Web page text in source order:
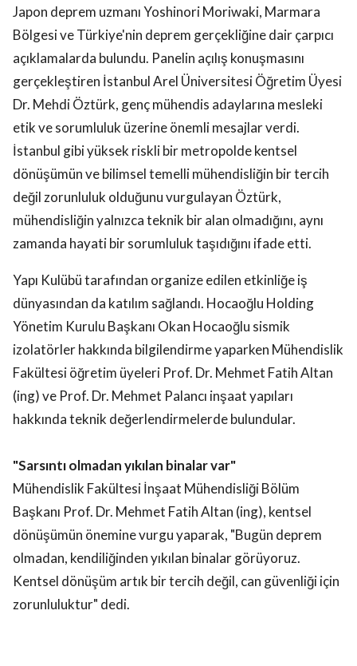
Japon deprem uzmanı Yoshinori Moriwaki, Marmara
Bölgesi ve Türkiye'nin deprem gerçekliğine dair çarpıcı
açıklamalarda bulundu. Panelin açılış konuşmasını
gerçekleştiren İstanbul Arel Üniversitesi Öğretim Üyesi
Dr. Mehdi Öztürk, genç mühendis adaylarına mesleki
etik ve sorumluluk üzerine önemli mesajlar verdi.
İstanbul gibi yüksek riskli bir metropolde kentsel
dönüşümün ve bilimsel temelli mühendisliğin bir tercih
değil zorunluluk olduğunu vurgulayan Öztürk,
mühendisliğin yalnızca teknik bir alan olmadığını, aynı
zamanda hayati bir sorumluluk taşıdığını ifade etti.
Yapı Kulübü tarafından organize edilen etkinliğe iş
dünyasından da katılım sağlandı. Hocaoğlu Holding
Yönetim Kurulu Başkanı Okan Hocaoğlu sismik
izolatörler hakkında bilgilendirme yaparken Mühendislik
Fakültesi öğretim üyeleri Prof. Dr. Mehmet Fatih Altan
(ing) ve Prof. Dr. Mehmet Palancı inşaat yapıları
hakkında teknik değerlendirmelerde bulundular.
"Sarsıntı olmadan yıkılan binalar var"
Mühendislik Fakültesi İnşaat Mühendisliği Bölüm
Başkanı Prof. Dr. Mehmet Fatih Altan (ing), kentsel
dönüşümün önemine vurgu yaparak, "Bugün deprem
olmadan, kendiliğinden yıkılan binalar görüyoruz.
Kentsel dönüşüm artık bir tercih değil, can güvenliği için
zorunluluktur" dedi.